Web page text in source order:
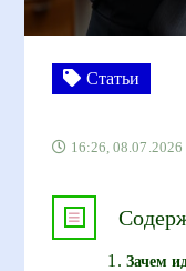
Статьи
16:26, 08.07.2026
Зачем